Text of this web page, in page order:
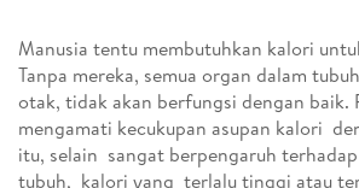
Manusia tentu membutuhkan kalori
Tanpa mereka, semua organ dalam
otak, tidak akan berfungsi dengan baik.
mengamati kecukupan asupan kalori
itu, selain sangat berpengaruh
tubuh, kalori yang terlalu tinggi atau